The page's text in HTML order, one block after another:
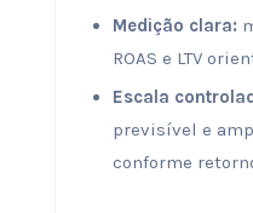
Medição clara:
ROAS e LTV
Escala
previsível e
conforme